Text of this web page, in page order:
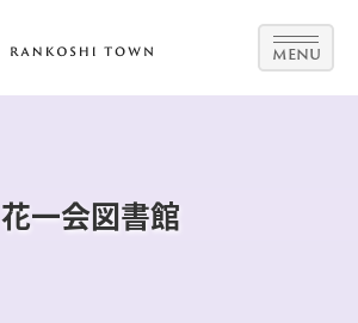
MENU
花一会図書館